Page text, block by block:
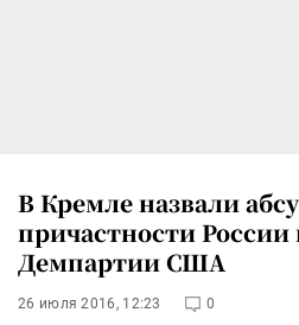
В Кремле назвали
причастности
Демпартии США
26 июля 2016, 12:23 0